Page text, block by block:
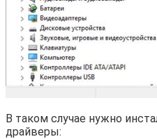
В таком случае нужно
драйверы: